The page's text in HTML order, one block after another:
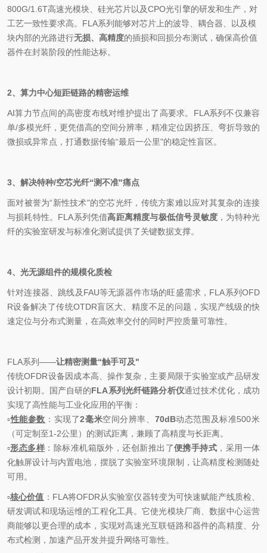
800G/1.6T高速光模块、 硅光芯片以及CPO光引擎的研发和生产，对
工艺一致性要求高。 FLA系列能够对芯片上的波导、耦合器、以及模
块内部的光路进行无损、高精度的插损和回损分布测试 ，确保高价值
器件在封装阶段的性能达标。
2、 算力中心短距链路的精密运维
AI算力节点间的高密度布线对维护提出了高要求。 FLA系列不仅兼容
单/多模光纤，更凭借高的空间分辨率，精准定位因挤压、弯折导致的
微损或异常点，打通数据传输“最后一公里"的稳定性盲区。
3、 解决特种/空芯光纤“测不准"痛点
面对被誉为“新性技术"的空芯光纤，传统方案难以应对其复杂的连接
与损耗特性。 FLA系列凭借高距离精度与极低信号灵敏度 ，为特种光
纤的实验室研发与标准化测试提供了关键数据支撑。
4、 光无源组件的规模化质检
针对连接器、跳线及FAU等无源器件市场的旺盛需求， FLA系列OFD
R设备解决了传统OTDR盲区大、精度不足的问题，实现产线级的快
速定位与分布式测量，在高效率交付的同时严控质量可靠性。
FLA系列——让精密测量“触手可及"
传统OFDR设备因成本高、操作复杂，主要局限于实验室或产品研发
设计初期。
国产自研的FLA系列光纤链路分析仪通过技术优化， 成功
实现了高性能与工业化应用的平衡：
▫性能参数 ：实现了2毫米空间分辨率、 70dB动态范围及标准500米
（可定制至1-2公里）的测试距离，兼顾了高精度与长距离。
▫形态多样 ：除标准机箱版外 ，还创新推出了便携手持式 ， 采用一体
化触屏设计与内置电池，摆脱了实验室环境限制，让高精度检测随处
可用。
▫核心价值 ： FLA将OFDR从实验室仪器转变为可快速赋能产线质检、
研发调试和现场运维的工程化工具。它使光模块厂商、数据中心运营
商能够以更合理的成本，实现对高速光互联链路和器件的高精度、分
布式检测，加速产品开发并提升网络可靠性。